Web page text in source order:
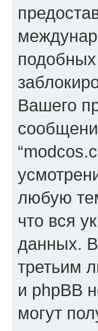
Вашего
любую
что вся
данных.
третьим
и phpBB
могут